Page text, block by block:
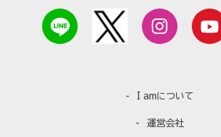
I amについて
運営会社